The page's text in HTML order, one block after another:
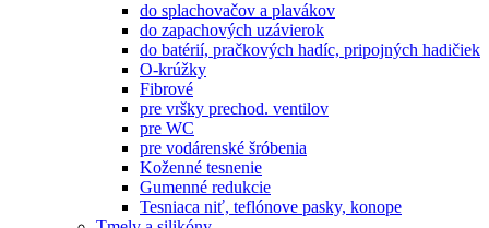
do splachovačov a plavákov
do zapachových uzávierok
do batérií, pračkových hadíc, pripojných hadičiek
O-krúžky
Fibrové
pre vršky prechod. ventilov
pre WC
pre vodárenské šróbenia
Koženné tesnenie
Gumenné redukcie
Tesniaca niť, teflónove pasky, konope